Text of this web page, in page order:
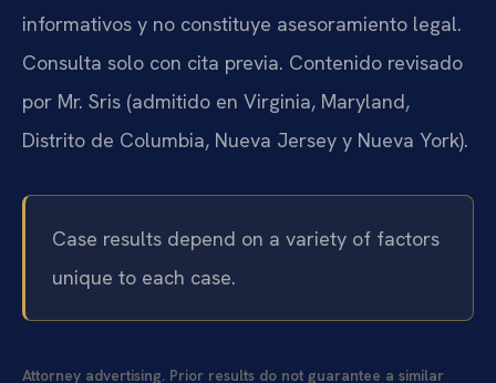
informativos y no constituye asesoramiento legal.
Consulta solo con cita previa. Contenido revisado
por Mr. Sris (admitido en Virginia, Maryland,
Distrito de Columbia, Nueva Jersey y Nueva York).
Case results depend on a variety of factors
unique to each case.
Attorney advertising. Prior results do not guarantee a similar